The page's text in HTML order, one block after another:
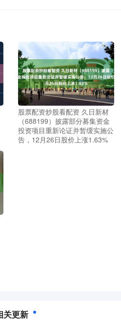
股票配资炒股看配资 久日新材
（688199）披露部分募集资金
投资项目重新论证并暂缓实施公
告，12月26日股价上涨1.63%
关更新